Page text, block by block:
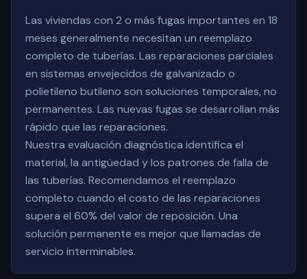
Las viviendas con 2 o más fugas importantes en 18
meses generalmente necesitan un reemplazo
completo de tuberías. Las reparaciones parciales
en sistemas envejecidos de galvanizado o
polietileno butileno son soluciones temporales, no
permanentes. Las nuevas fugas se desarrollan más
rápido que las reparaciones.
Nuestra evaluación diagnóstica identifica el
material, la antigüedad y los patrones de falla de
las tuberías. Recomendamos el reemplazo
completo cuando el costo de las reparaciones
supera el 60% del valor de reposición. Una
solución permanente es mejor que llamadas de
servicio interminables.